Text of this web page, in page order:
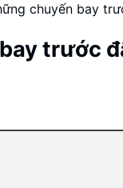
chuyến bay
trước